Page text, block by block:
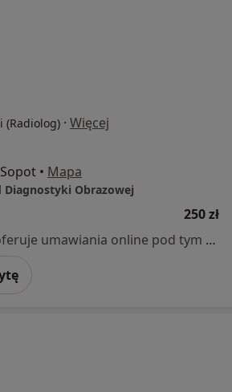
(Radiolog) · Więcej
• Mapa
Diagnostyki Obrazowej
250 zł
Specjalista nie oferuje umawiania online pod tym adresem.